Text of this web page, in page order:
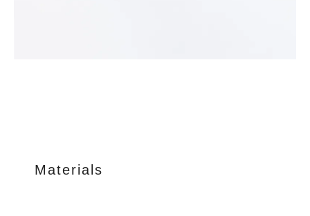
Materials